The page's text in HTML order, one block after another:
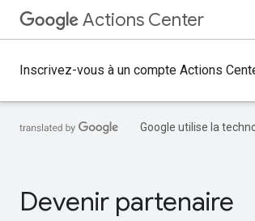
Actions Center
Inscrivez-vous à un compte Actions
Google utilise la
Devenir partenaire